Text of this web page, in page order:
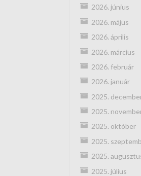
2026. június
2026. május
2026. április
2026. március
2026. február
2026. január
2025.
2025.
2025. október
2025.
2025.
2025. július